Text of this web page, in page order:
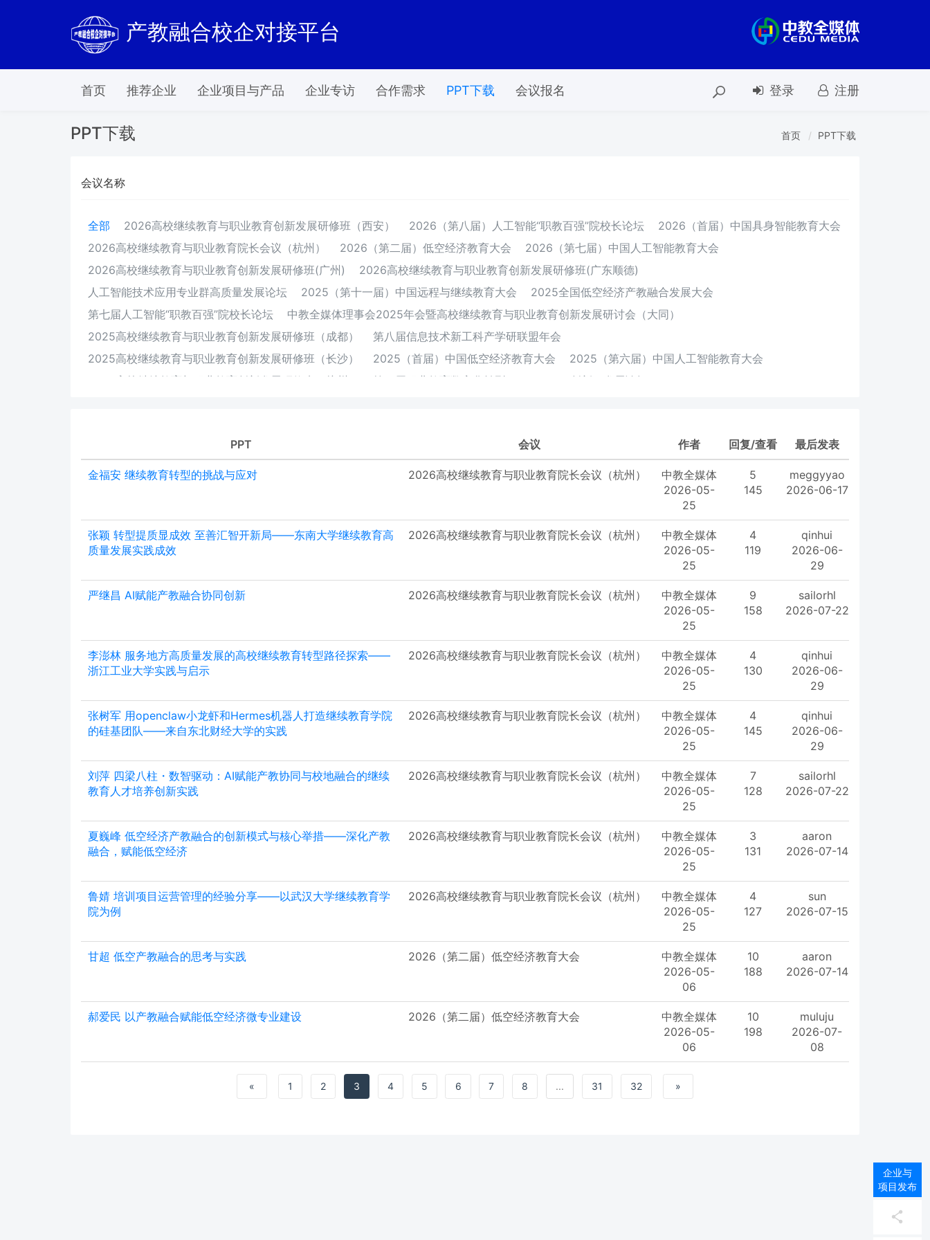
产教融合校企对接平台
首页 推荐企业 企业项目与产品 企业专访 合作需求 PPT下载 会议报名 登录 注册
PPT下载 首页 PPT下载
会议名称
全部 2026高校继续教育与职业教育创新发展研修班（西安） 2026（第八届）人工智能“职教百强”院校长论坛
2026（首届）中国具身智能教育大会
2026高校继续教育与职业教育院长会议（杭州）
2026（第二届）低空经济教育大会
2026（第七届）中国人工智能教育大会
2026高校继续教育与职业教育创新发展研修班(广州)
2026高校继续教育与职业教育创新发展研修班(广东顺德)
人工智能技术应用专业群高质量发展论坛
2025（第十一届）中国远程与继续教育大会
2025全国低空经济产教融合发展大会
第七届人工智能“职教百强”院校长论坛
中教全媒体理事会2025年会暨高校继续教育与职业教育创新发展研讨会（大同）
2025高校继续教育与职业教育创新发展研修班（成都）
第八届信息技术新工科产学研联盟年会
2025高校继续教育与职业教育创新发展研修班（长沙）
2025（首届）中国低空经济教育大会
2025（第六届）中国人工智能教育大会
2025高校继续教育与职业教育创新发展研修班（杭州）
第三届职业教育数字化转型（DeepSeek创新）发展论坛
2024高校继续教育与职业教育创新发展研讨会（敦煌）
第六届人工智能“职教百强”院校长论坛
2024高校继续教育与职业教育创新发展研修班（南宁）
2024（第五届）中国人工智能教育大会
2023高校继续教育与职业教育创新发展研修班（桂林）
2023（第九届）远程与继续教育大会
2023高校继续教育与职业教育创新发展研讨会（新疆）
2023信息技术新工科产学研联盟第六届年会
第九届教育部产学合作协同育人项目对接会
中国远程与继续教育大会（2022-2023）
PPT 会议 作者 回复/查看 最后发表
金福安 继续教育转型的挑战与应对 2026高校继续教育与职业教育院长会议（杭州）
中教全媒体
2026-05-
25
5
145
meggyyao
2026-06-17
张颖 转型提质显成效 至善汇智开新局——东南大学继续教育高
质量发展实践成效
2026高校继续教育与职业教育院长会议（杭州）
中教全媒体
2026-05-
25
4
119
qinhui
2026-06-
29
严继昌 AI赋能产教融合协同创新 2026高校继续教育与职业教育院长会议（杭州）
中教全媒体
2026-05-
25
9
158
sailorhl
2026-07-22
李澎林 服务地方高质量发展的高校继续教育转型路径探索——
浙江工业大学实践与启示
2026高校继续教育与职业教育院长会议（杭州）
中教全媒体
2026-05-
25
4
130
qinhui
2026-06-
29
张树军 用openclaw小龙虾和Hermes机器人打造继续教育学院
的硅基团队——来自东北财经大学的实践
2026高校继续教育与职业教育院长会议（杭州）
中教全媒体
2026-05-
25
4
145
qinhui
2026-06-
29
刘萍 四梁八柱・数智驱动：AI赋能产教协同与校地融合的继续
教育人才培养创新实践
2026高校继续教育与职业教育院长会议（杭州）
中教全媒体
2026-05-
25
7
128
sailorhl
2026-07-22
夏巍峰 低空经济产教融合的创新模式与核心举措——深化产教
融合，赋能低空经济
2026高校继续教育与职业教育院长会议（杭州）
中教全媒体
2026-05-
25
3
131
aaron
2026-07-14
鲁婧 培训项目运营管理的经验分享——以武汉大学继续教育学
院为例
2026高校继续教育与职业教育院长会议（杭州）
中教全媒体
2026-05-
25
4
127
sun
2026-07-15
甘超 低空产教融合的思考与实践 2026（第二届）低空经济教育大会
中教全媒体
2026-05-
06
10
188
aaron
2026-07-14
郝爱民 以产教融合赋能低空经济微专业建设 2026（第二届）低空经济教育大会
中教全媒体
2026-05-
06
10
198
muluju
2026-07-
08
« 1 2 3 4 5 6 7 8 ... 31 32 »
企业与
项目发布